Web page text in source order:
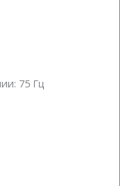
75 Гц